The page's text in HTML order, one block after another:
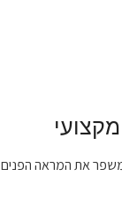
משפר את המראה